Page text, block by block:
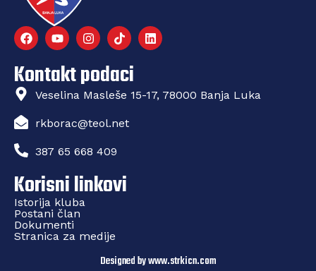
Kontakt podaci
Veselina Masleše 15-17, 78000 Banja Luka
rkborac@teol.net
387 65 668 409
Korisni linkovi
Istorija kluba
Postani član
Dokumenti
Stranica za medije
Designed by www.strkicn.com​